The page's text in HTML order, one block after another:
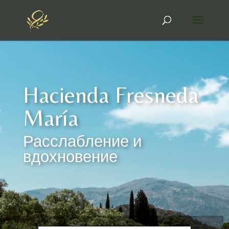
Hacienda Fresneda
María
Расслабление и
вдохновение